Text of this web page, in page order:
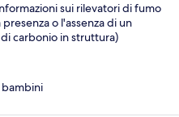
sui rilevatori di fumo
o l'assenza di un
carbonio in struttura)
bambini